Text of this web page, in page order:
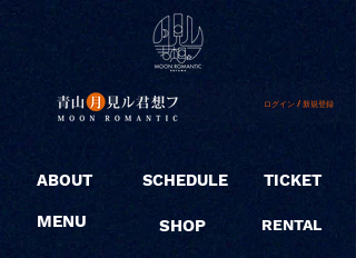
ログイン / 新規登録
ABOUT
MENU
SCHEDULE
SHOP
TICKET
RENTAL